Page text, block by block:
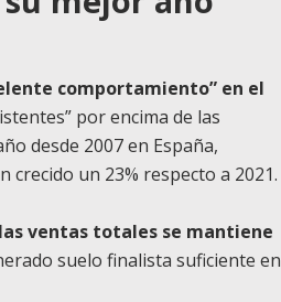
comportamiento” en el
por encima de las
desde 2007 en España,
un 23% respecto a 2021.
ventas totales se mantiene
suelo finalista suficiente en